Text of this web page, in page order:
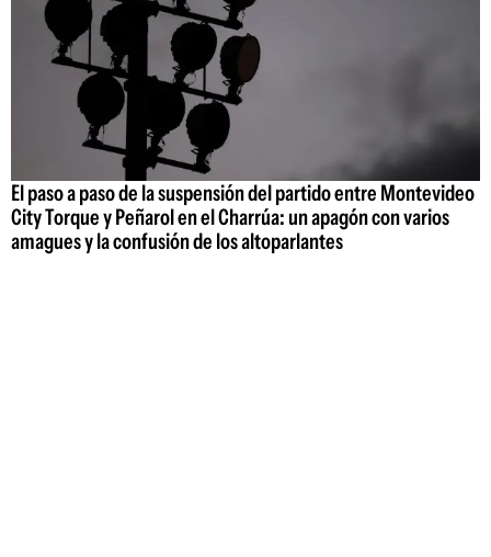
El paso a paso de la suspensión del partido entre Montevideo
City Torque y Peñarol en el Charrúa: un apagón con varios
amagues y la confusión de los altoparlantes